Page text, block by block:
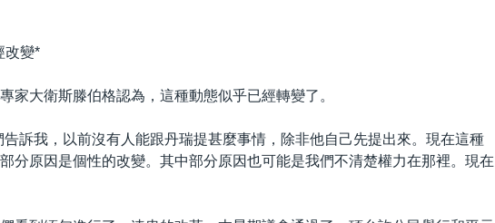
改變*
家大衛斯滕伯格認為，這種動態似乎已經轉變了。
告訴我，以前沒有人能跟丹瑞提甚麼事情，除非他自己先提出來。現在這種
分原因是個性的改變。其中部分原因也可能是我們不清楚權力在那裡。現在